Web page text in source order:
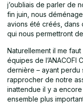
j’oubliais de parler de
fin juin, nous
avions été créés, dans
qui nous permettront
Naturellement il me
équipes de l’ANACOFI
dernière – ayant perdu
rapprocher de notre
inattendue il y a
ensemble plus